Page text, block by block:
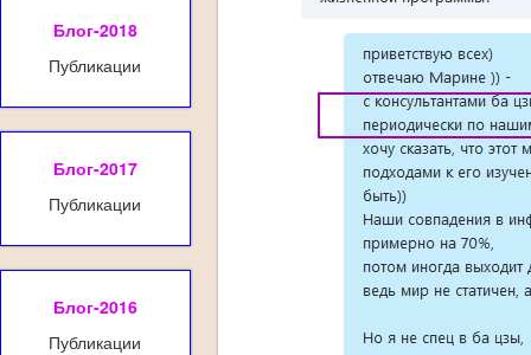
Блог-2018
Публикации
Блог-2017
Публикации
Блог-2016
Публикации